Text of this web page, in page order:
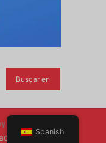
© 2026.
Volver arriba ↑
Spanish